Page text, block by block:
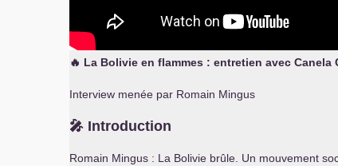
🔥 La Bolivie en flammes : entretien avec
Interview menée par Romain Mingus
🎤 Introduction
Romain Mingus : La Bolivie brûle. Un mouvement